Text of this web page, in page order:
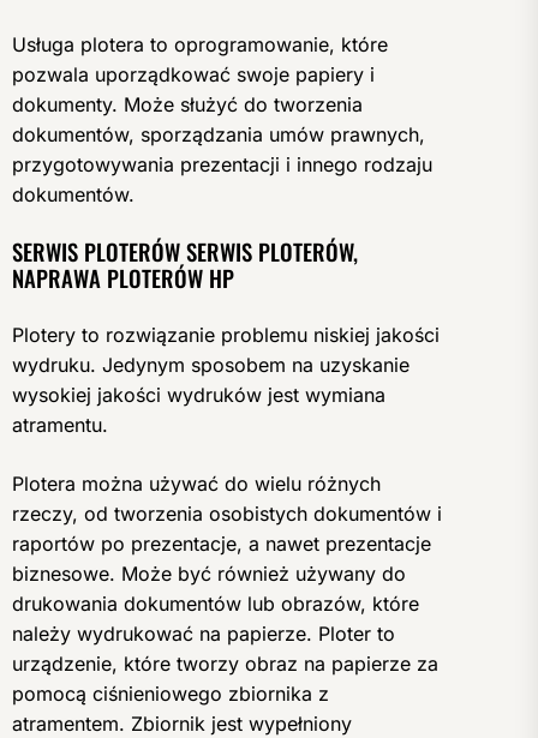
Usługa plotera to oprogramowanie, które
pozwala uporządkować swoje papiery i
dokumenty. Może służyć do tworzenia
dokumentów, sporządzania umów prawnych,
przygotowywania prezentacji i innego rodzaju
dokumentów.
SERWIS PLOTERÓW SERWIS PLOTERÓW,
NAPRAWA PLOTERÓW HP
Plotery to rozwiązanie problemu niskiej jakości
wydruku. Jedynym sposobem na uzyskanie
wysokiej jakości wydruków jest wymiana
atramentu.
Plotera można używać do wielu różnych
rzeczy, od tworzenia osobistych dokumentów i
raportów po prezentacje, a nawet prezentacje
biznesowe. Może być również używany do
drukowania dokumentów lub obrazów, które
należy wydrukować na papierze. Ploter to
urządzenie, które tworzy obraz na papierze za
pomocą ciśnieniowego zbiornika z
atramentem. Zbiornik jest wypełniony